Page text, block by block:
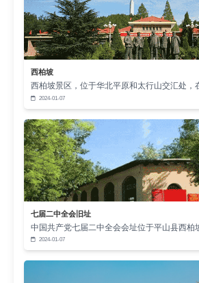
涵，增强对国家和民族的认同感和
先辈们的奋斗精神所感染，积极主
设和社会发展中，为实现中国梦贡
量。
红色文化所提倡的道德品质，如
朴素，为青年提供了宝贵的行为规
期，物资匮乏，但先辈们依然保持
作风，为了革命事业无私奉献。这
依然具有重要价值。青年在成长过
质主义和享乐主义的影响。将西柏
年思想教育，能够引导青年树立正
活态度，培养他们艰苦朴素的品质
人、服务社会，积极践行社会主义核
西柏坡
西柏坡景区，位于华北平原和太行山交汇处
2024-01-07
七届二中全会旧址
中国共产党七届二中全会会址位于平山县西柏
2024-01-07